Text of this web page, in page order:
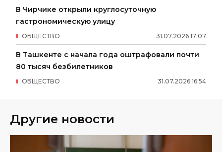
В Чирчике открыли круглосуточную
гастрономическую улицу
31.07.2026 17:07
ОБЩЕСТВО
В Ташкенте с начала года оштрафовали почти
80 тысяч безбилетников
31.07.2026 16:54
ОБЩЕСТВО
Другие новости